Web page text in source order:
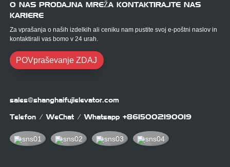
O NAS PRODAJNA MREŽA KONTAKTIRAJTE NAS
KARIERE
Za vprašanja o naših izdelkih ali ceniku nam pustite svoj e-poštni naslov in
kontaktirali vas bomo v 24 urah.
POVpraševanje ZDAJ
sales@shanghaifujielevator.com
Telefon / WeChat / Whatsapp +8615002190019